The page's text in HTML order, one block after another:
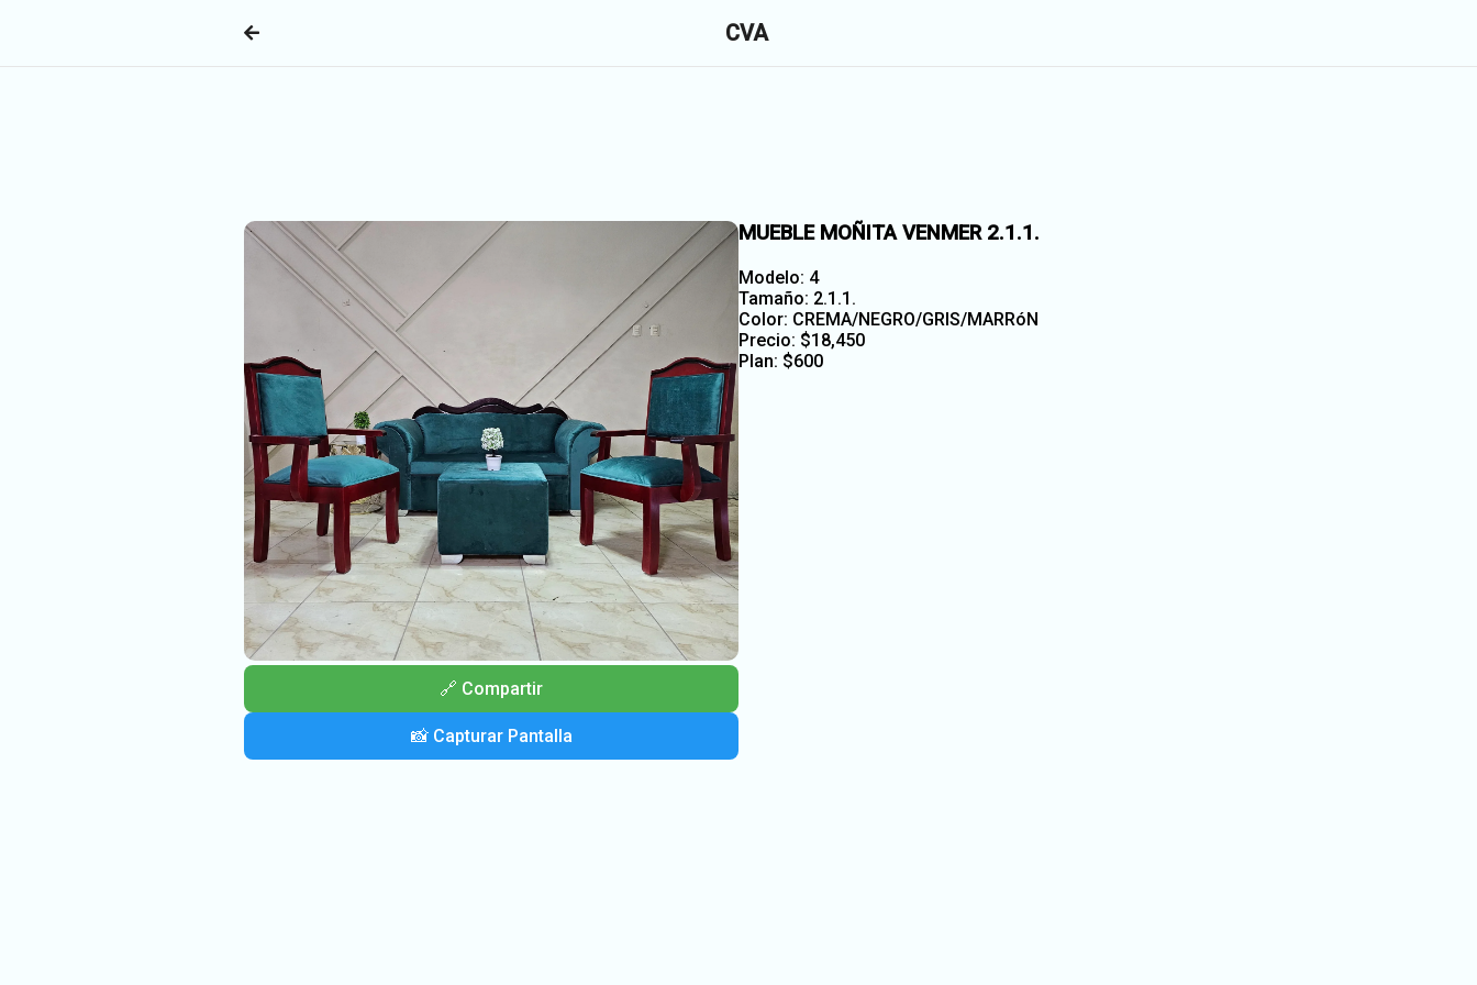
CVA
🔗 Compartir
📸 Capturar Pantalla
MUEBLE MOÑITA VENMER 2.1.1.
Modelo: 4
Tamaño: 2.1.1.
Color: CREMA/NEGRO/GRIS/MARRóN
Precio: $18,450
Plan: $600